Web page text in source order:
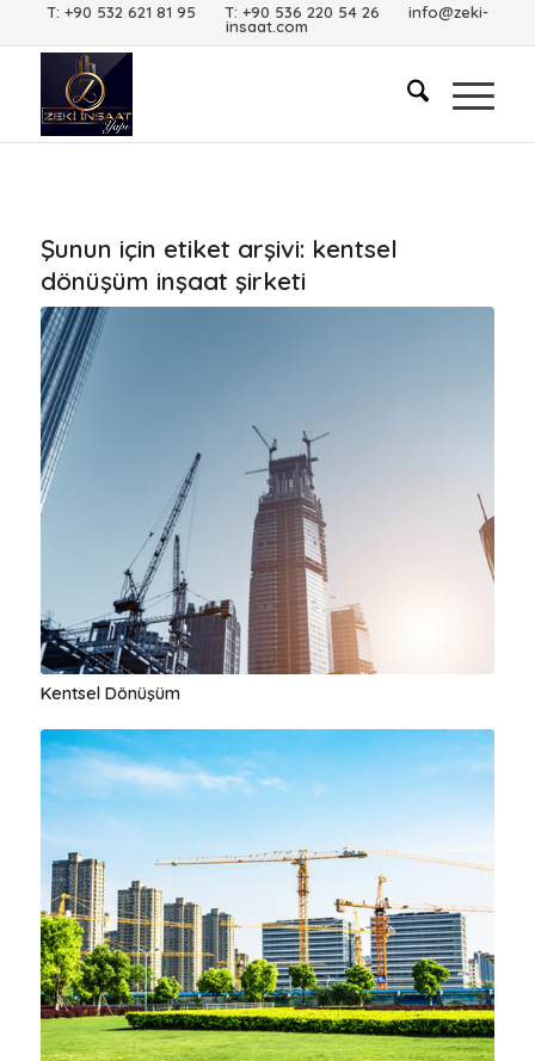
T: +90 532 621 81 95 T: +90 536 220 54 26 info@zeki-
insaat.com
Şunun için etiket arşivi: kentsel
dönüşüm inşaat şirketi
Kentsel Dönüşüm